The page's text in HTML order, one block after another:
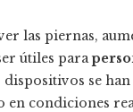
las piernas,
útiles para
dispositivos se
condiciones